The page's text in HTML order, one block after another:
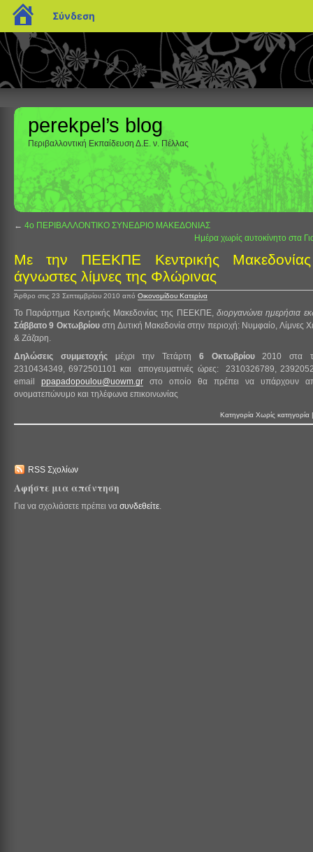
blogs.sch.gr
Σύνδεση
perekpel’s blog
Περιβαλλοντική Εκπαίδευση Δ.Ε. ν. Πέλλας
←
Ημέρα χωρίς αυτοκίνητο στα
Με την ΠΕΕΚΠΕ Κεντρικής Μακεδονίας
άγνωστες λίμνες της Φλώρινας
Άρθρο στις 23 Σεπτεμβρίου 2010 από Οικονομίδου Κατερίνα
Το Παράρτημα Κεντρικής Μακεδονίας της ΠΕΕΚΠΕ, διοργανώνει ημερήσια
Σάββατο 9 Οκτωβρίουστη Δυτική Μακεδονία στην περιοχή: Νυμφαίο, Λίμνες
& Ζάζαρη.
Δηλώσεις συμμετοχήςμέχρι την Τετάρτη 6 Οκτωβρίου2010 στα
2310434349, 6972501101 και απογευματινές ώρες: 2310326789,
email ppapadopoulou@uowm.gr στο οποίο θα πρέπει να υπάρχουν
ονοματεπώνυμο και τηλέφωνα επικοινωνίας
Κατηγορία Χωρίς κατηγορία
RSS Σχολίων
Αφήστε μια απάντηση
Για να σχολιάσετε πρέπει να συνδεθείτε